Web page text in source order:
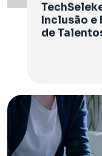
Inclusão e
de